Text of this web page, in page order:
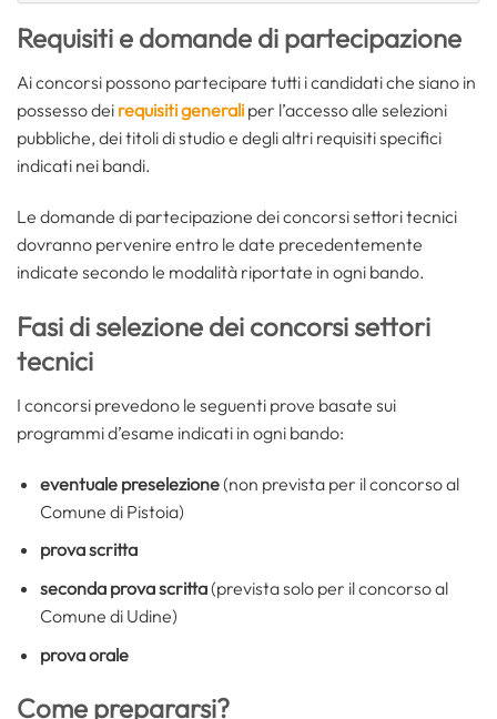
Requisiti e domande di partecipazione
Ai concorsi possono partecipare tutti i candidati che siano in
possesso dei requisiti generali per l’accesso alle selezioni
pubbliche, dei titoli di studio e degli altri requisiti specifici
indicati nei bandi.
Le domande di partecipazione dei concorsi settori tecnici
dovranno pervenire entro le date precedentemente
indicate secondo le modalità riportate in ogni bando.
Fasi di selezione dei concorsi settori
tecnici
I concorsi prevedono le seguenti prove basate sui
programmi d’esame indicati in ogni bando:
eventuale preselezione(non prevista per il concorso al
Comune di Pistoia)
prova scritta
seconda prova scritta(prevista solo per il concorso al
Comune di Udine)
prova orale
Come prepararsi?